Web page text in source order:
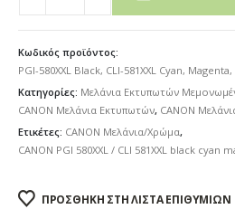
Κωδικός προϊόντος:
PGI-580XXL Black, CLI-581XXL Cyan,
Κατηγορίες: Μελάνια Εκτυπωτών
CANON Μελάνια Εκτυπωτών, CANON
Ετικέτες: CANON Μελάνια/Χρώμα,
CANON PGI 580XXL / CLI 581XXL black cyan
ΠΡΟΣΘΉΚΗ ΣΤΗ ΛΊΣΤΑ ΕΠΙΘΥΜΙΏΝ